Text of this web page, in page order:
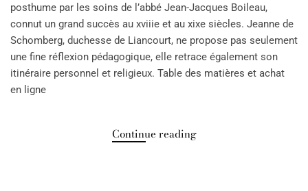
posthume par les soins de l’abbé Jean-Jacques Boileau,
connut un grand succès au xviiie et au xixe siècles. Jeanne de
Schomberg, duchesse de Liancourt, ne propose pas seulement
une fine réflexion pédagogique, elle retrace également son
itinéraire personnel et religieux. Table des matières et achat
en ligne
Continue reading